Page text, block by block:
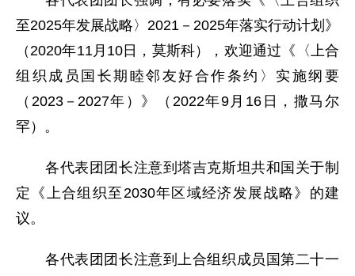
至2025年发展战略〉2021－2025年落实行动计划》
（2020年11月10日，莫斯科），欢迎通过《〈上合
组织成员国长期睦邻友好合作条约〉实施纲要
（2023－2027年）》（2022年9月16日，撒马尔
罕）。
各代表团团长注意到塔吉克斯坦共和国关于制
定《上合组织至2030年区域经济发展战略》的建
议。
各代表团团长注意到上合组织成员国第二十一